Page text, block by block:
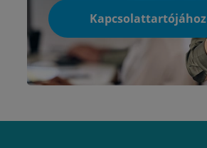
Kapcsolattartójához